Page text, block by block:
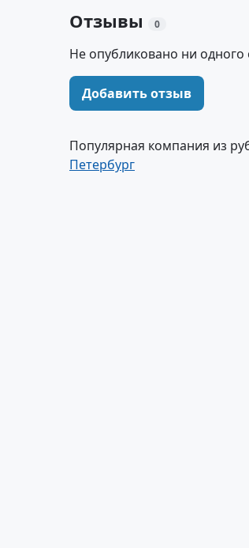
Отзывы 0
Не опубликовано ни
Добавить отзыв
Популярная компания из
Петербург